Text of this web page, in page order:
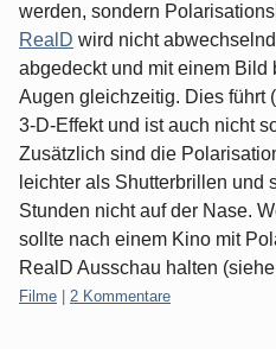
werden, sondern
RealD wird nicht
abgedeckt und mit einem Bild
Augen gleichzeitig. Dies führt
3-D-Effekt und ist auch nicht
Zusätzlich sind die
leichter als Shutterbrillen und
Stunden nicht auf der Nase.
sollte nach einem Kino mit
RealD Ausschau halten
Kategorien:
Filme 2 Kommentare